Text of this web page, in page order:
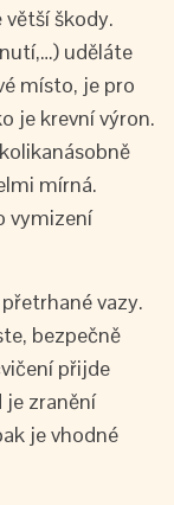
škody.
uděláte
místo, je pro
je krevní výron.
mírná.
vymizení
vazy.
bezpečně
přijde
je zranění
je vhodné